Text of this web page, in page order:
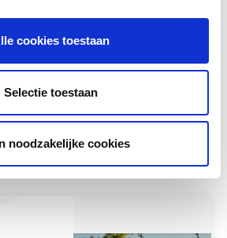
cookies toestaan
Selectie toestaan
noodzakelijke cookies
ontwikkelen